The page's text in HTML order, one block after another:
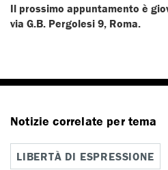
Il prossimo appuntamento è
via G.B. Pergolesi 9, Roma.
Notizie correlate per tema
LIBERTÀ DI ESPRESSIONE